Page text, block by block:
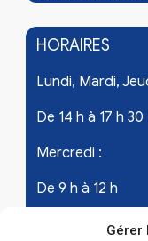
Gérer
HORAIRES
Lundi, Mardi,
De 14 h à 17 h 30
Mercredi :
De 9 h à 12 h
Samedi - les 1er